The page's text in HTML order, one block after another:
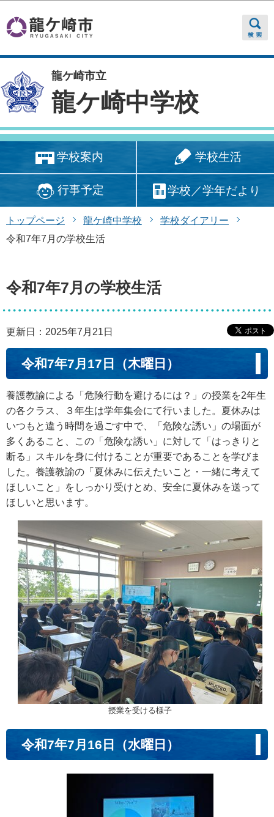
龍ケ崎市立
龍ケ崎中学校
学校案内 学校生活
行事予定 学校／学年だより
トップページ 龍ケ崎中学校
学校ダイアリー
令和7年7月の学校生活
令和7年7月の学校生活
更新日：2025年7月21日
令和7年7月17日（木曜日）
養護教諭による「危険行動を避けるには？」の授業を2年生
の各クラス、３年生は学年集会にて行いました。夏休みは
いつもと違う時間を過ごす中で、「危険な誘い」の場面が
多くあること、この「危険な誘い」に対して「はっきりと
断る」スキルを身に付けることが重要であることを学びま
した。養護教諭の「夏休みに伝えたいこと・一緒に考えて
ほしいこと」をしっかり受けとめ、安全に夏休みを送って
ほしいと思います。
授業を受ける様子
令和7年7月16日（水曜日）